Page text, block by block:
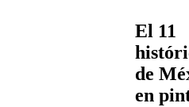
El 11
de
en